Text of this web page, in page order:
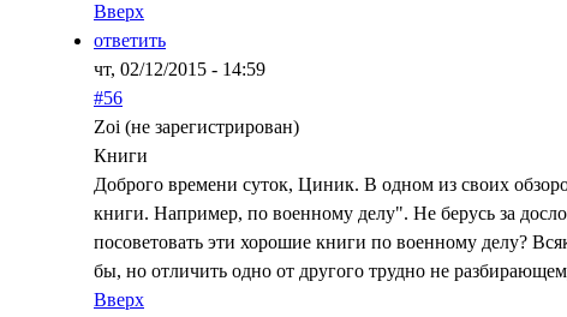
Вверх
ответить
чт, 02/12/2015 - 14:59
#56
Zoi (не зарегистрирован)
Книги
Доброго времени суток, Циник. В одном из своих
книги. Например, по военному делу". Не берусь за
посоветовать эти хорошие книги по военному делу?
бы, но отличить одно от другого трудно не
Вверх